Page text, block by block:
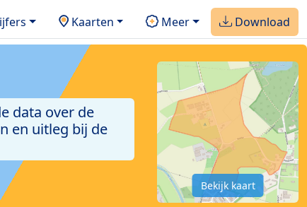
Kaarten Meer Download
data over de
en uitleg bij de
Bekijk kaart